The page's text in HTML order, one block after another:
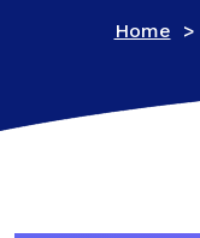
Home >